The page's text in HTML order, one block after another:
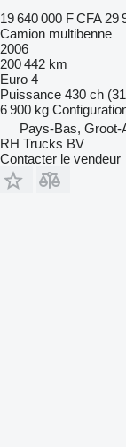
19 640 000 F CFA 29
Camion multibenne
2006
200 442 km
Euro 4
Puissance 430 ch
6 900 kg
Pays-Bas, Groot-
RH Trucks BV
Contacter le vendeur